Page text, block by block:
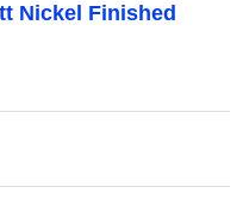
Nickel Finished